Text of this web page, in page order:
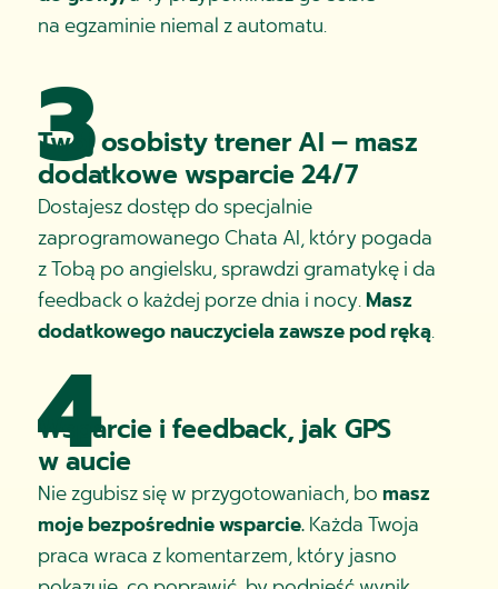
na egzaminie niemal z automatu.
3
Twój osobisty trener AI – masz
dodatkowe wsparcie 24/7
Dostajesz dostęp do specjalnie
zaprogramowanego Chata AI, który pogada
z Tobą po angielsku, sprawdzi gramatykę i da
feedback o każdej porze dnia i nocy.Masz
dodatkowego nauczyciela zawsze pod ręką.
4
Wsparcie i feedback, jak GPS
w aucie
Nie zgubisz się w przygotowaniach, bomasz
moje bezpośrednie wsparcie.Każda Twoja
praca wraca z komentarzem, który jasno